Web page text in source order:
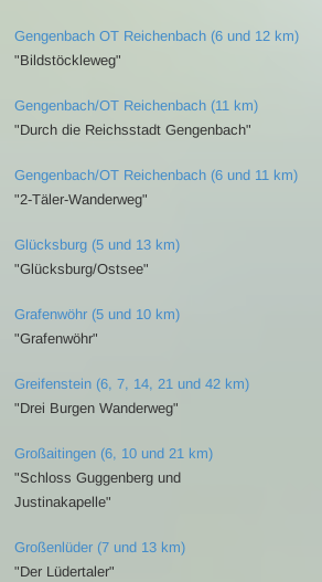
Gengenbach OT Reichenbach (6 und 12 km)
"Bildstöckleweg"
Gengenbach/OT Reichenbach (11 km)
"Durch die Reichsstadt Gengenbach"
Gengenbach/OT Reichenbach (6 und 11 km)
"2-Täler-Wanderweg"
Glücksburg (5 und 13 km)
"Glücksburg/Ostsee"
Grafenwöhr (5 und 10 km)
"Grafenwöhr"
Greifenstein (6, 7, 14, 21 und 42 km)
"Drei Burgen Wanderweg"
Großaitingen (6, 10 und 21 km)
"Schloss Guggenberg und
Justinakapelle"
Großenlüder (7 und 13 km)
"Der Lüdertaler"